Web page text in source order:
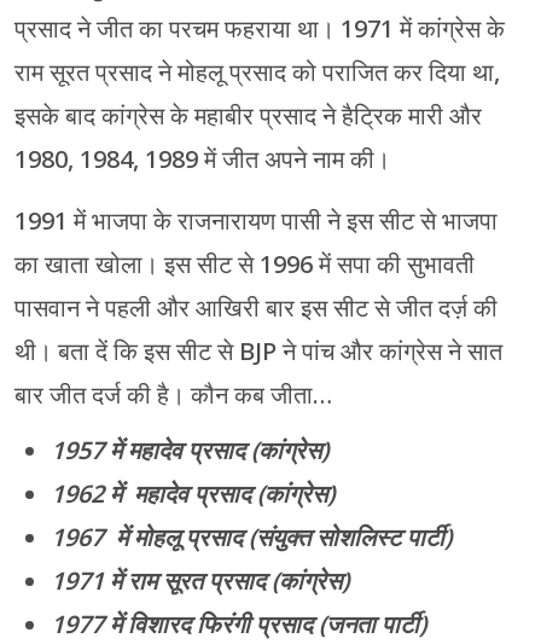
प्रसाद ने जीत का परचम फहराया था। 1971 में कांग्रेस के
राम सूरत प्रसाद ने मोहलू प्रसाद को पराजित कर दिया था,
इसके बाद कांग्रेस के महाबीर प्रसाद ने हैट्रिक मारी और
1980, 1984, 1989 में जीत अपने नाम की।
1991 में भाजपा के राजनारायण पासी ने इस सीट से भाजपा
का खाता खोला। इस सीट से 1996 में सपा की सुभावती
पासवान ने पहली और आखिरी बार इस सीट से जीत दर्ज़ की
थी। बता दें कि इस सीट से BJP ने पांच और कांग्रेस ने सात
बार जीत दर्ज की है। कौन कब जीता…
1957 में महादेव प्रसाद (कांग्रेस)
1962 में महादेव प्रसाद (कांग्रेस)
1967 में मोहलू प्रसाद (संयुक्त सोशलिस्ट पार्टी)
1971 में राम सूरत प्रसाद (कांग्रेस)
1977 में विशारद फिरंगी प्रसाद (जनता पार्टी)